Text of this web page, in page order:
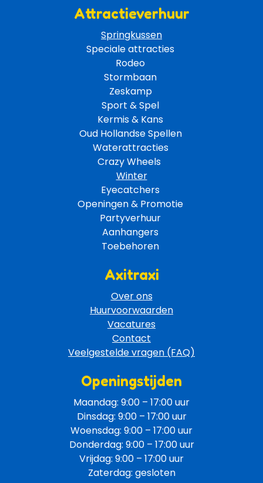
Attractieverhuur
Springkussen
Speciale attracties
Rodeo
Stormbaan
Zeskamp
Sport & Spel
Kermis & Kans
Oud Hollandse Spellen
Waterattracties
Crazy Wheels
Winter
Eyecatchers
Openingen & Promotie
Partyverhuur
Aanhangers
Toebehoren
Axitraxi
Over ons
Huurvoorwaarden
Vacatures
Contact
Veelgestelde vragen (FAQ)
Openingstijden
Maandag: 9:00 – 17:00 uur
Dinsdag: 9:00 – 17:00 uur
Woensdag: 9:00 – 17:00 uur
Donderdag: 9:00 – 17:00 uur
Vrijdag: 9:00 – 17:00 uur
Zaterdag: gesloten